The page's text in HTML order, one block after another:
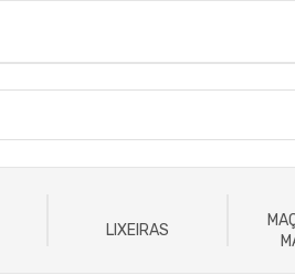
LIXEIRAS